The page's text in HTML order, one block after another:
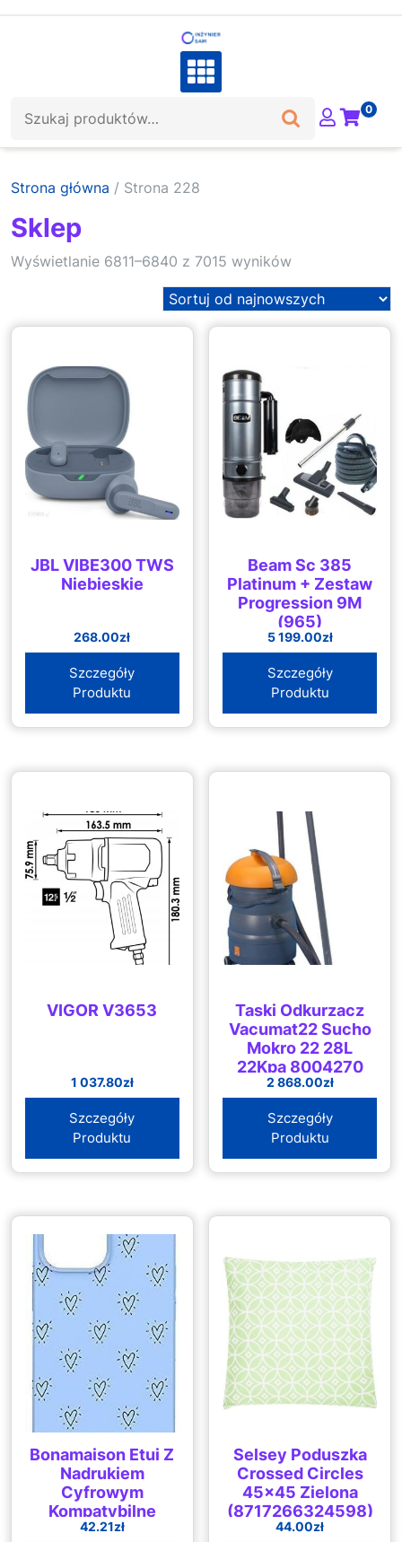
0
Strona główna / Strona 228
Sklep
Wyświetlanie 6811–6840 z 7015 wynikówSorted
latest
JBL VIBE300 TWS
Niebieskie
268.00zł
Szczegóły
Produktu
Beam Sc 385
Platinum + Zestaw
Progression 9M
(965)
5 199.00zł
Szczegóły
Produktu
VIGOR V3653
1 037.80zł
Szczegóły
Produktu
Taski Odkurzacz
Vacumat22 Sucho
Mokro 22 28L
22Kpa 8004270
2 868.00zł
Szczegóły
Produktu
Bonamaison Etui Z
Nadrukiem
Cyfrowym
Kompatybilne
Iphone 12 Pro
42.21zł
Selsey Poduszka
Crossed Circles
45×45 Zielona
(8717266324598)
44.00zł